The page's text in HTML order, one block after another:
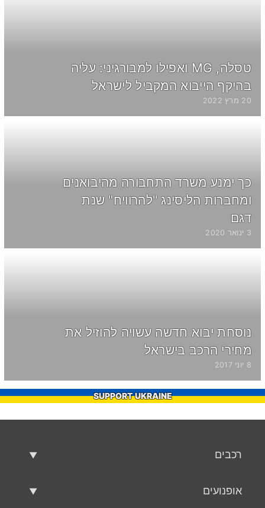
טסלה, MG ואפילו למבורגיני: עליה
בהיקף הייבוא המקביל לישראל
20 מרץ 2022
כך ימנע משרד התחבורה מהיבואנים
ומחברות הליסינג "להרוויח" שנת
דגם
3 ינואר 2020
נוסחת יבוא חדשה עשויה להוזיל את
מחירי הרכב בישראל
8 יוני 2017
SUPPORT UKRAINE
רכבים
אופנועים